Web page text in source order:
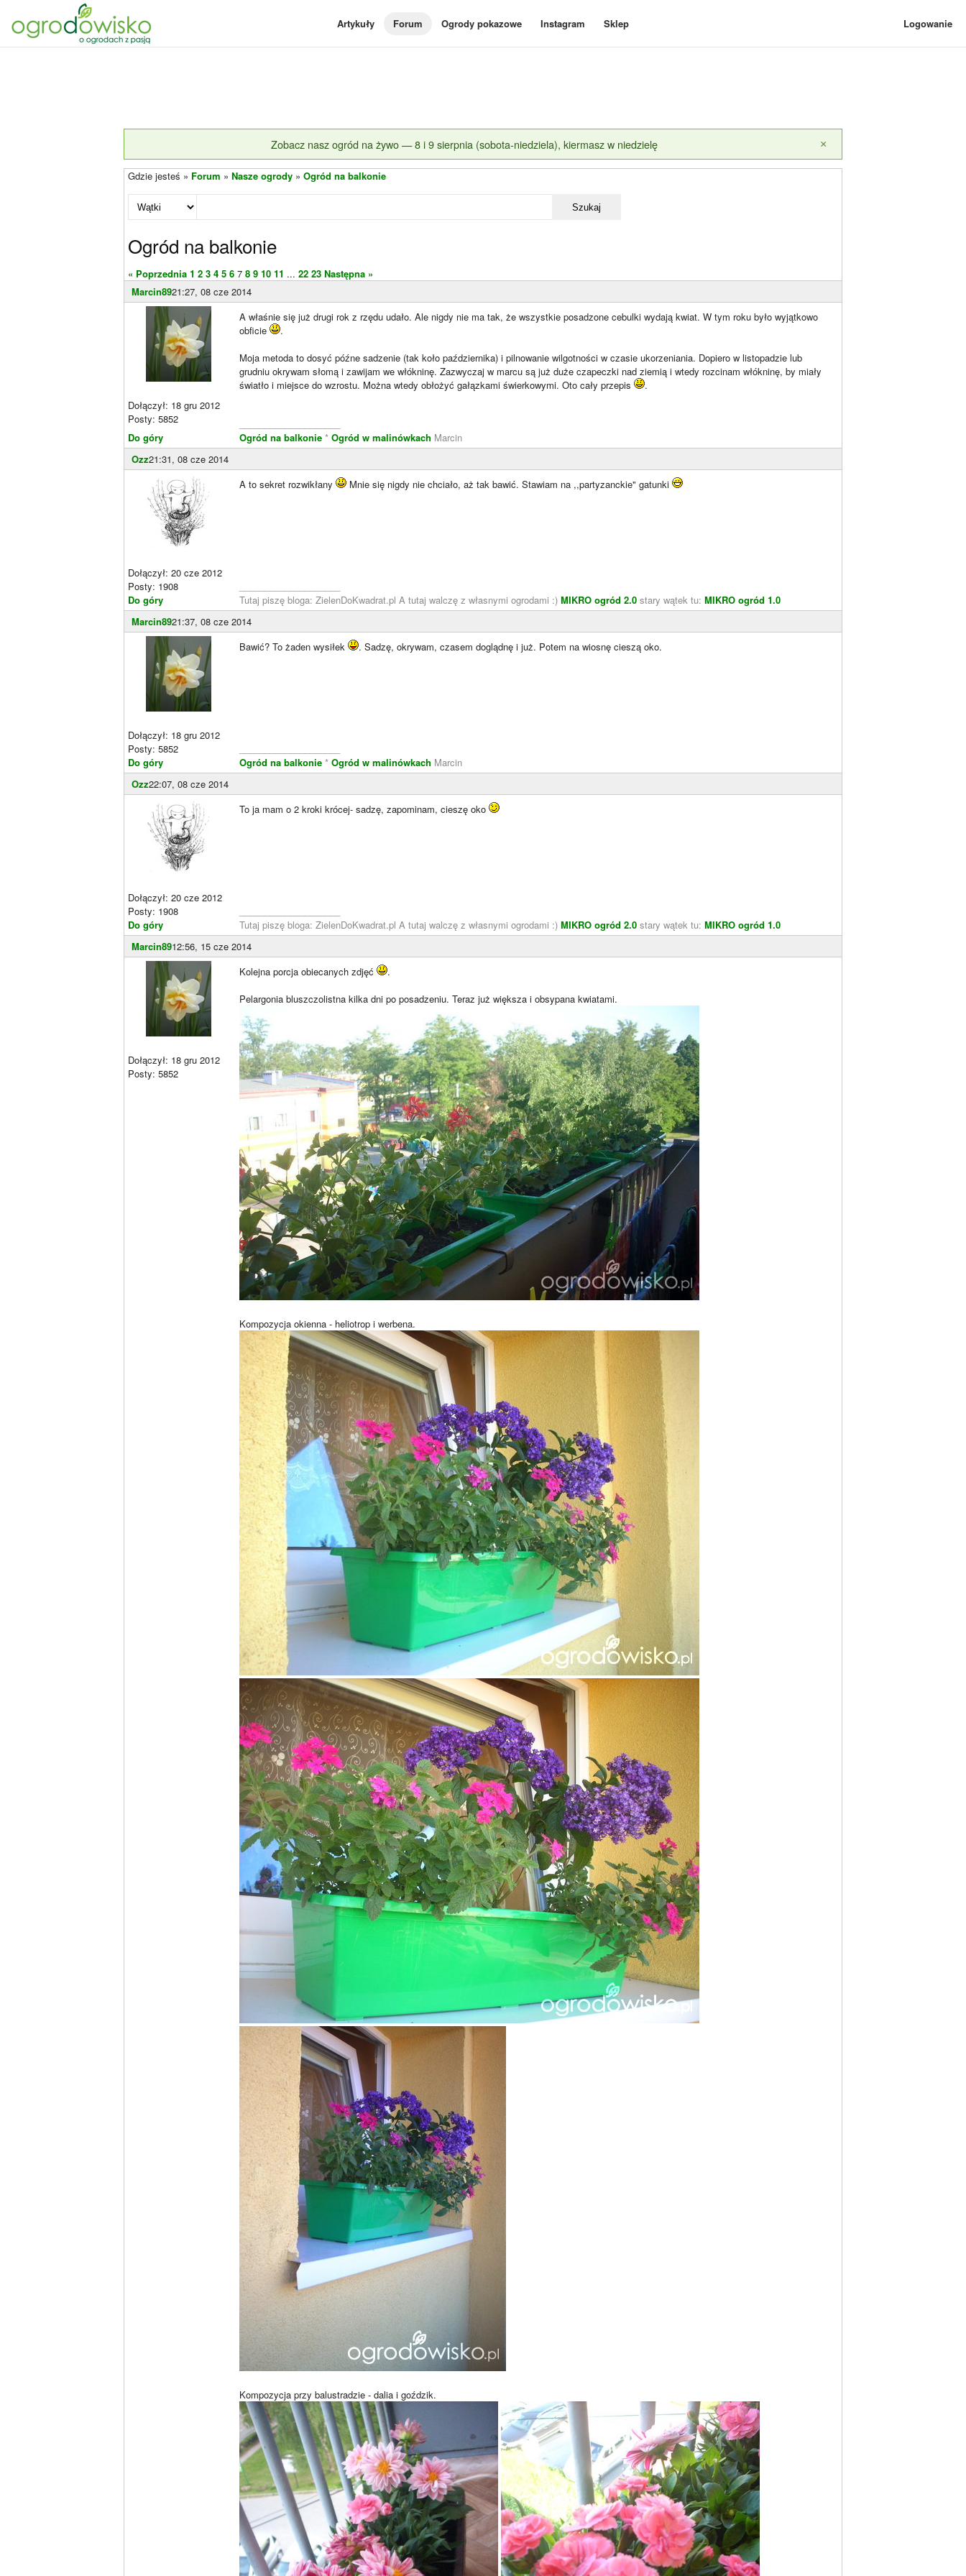
Artykuły Forum Ogrody pokazowe Instagram Sklep Logowanie
Zobacz nasz ogród na żywo — 8 i 9 sierpnia (sobota-niedziela), kiermasz w niedzielę ×
Gdzie jesteś » Forum » Nasze ogrody » Ogród na balkonie
Szukaj
Ogród na balkonie
« Poprzednia 1 2 3 4 5 6 7 8 9 10 11 ... 22 23 Następna »
Marcin8921:27, 08 cze 2014
Dołączył: 18 gru 2012
Posty: 5852
Do góry
A właśnie się już drugi rok z rzędu udało. Ale nigdy nie ma tak, że wszystkie posadzone cebulki wydają kwiat. W tym roku było wyjątkowo
obficie
.
Moja metoda to dosyć późne sadzenie (tak koło października) i pilnowanie wilgotności w czasie ukorzeniania. Dopiero w listopadzie lub
grudniu okrywam słomą i zawijam we włókninę. Zazwyczaj w marcu są już duże czapeczki nad ziemią i wtedy rozcinam włókninę, by miały
światło i miejsce do wzrostu. Można wtedy obłożyć gałązkami świerkowymi. Oto cały przepis
.
Ogród na balkonie * Ogród w malinówkach Marcin
Ozz21:31, 08 cze 2014
Dołączył: 20 cze 2012
Posty: 1908
Do góry
A to sekret rozwikłany Mnie się nigdy nie chciało, aż tak bawić. Stawiam na ,,partyzanckie" gatunki
Tutaj piszę bloga: ZielenDoKwadrat.pl A tutaj walczę z własnymi ogrodami :) MIKRO ogród 2.0 stary wątek tu: MIKRO ogród 1.0
Marcin8921:37, 08 cze 2014
Dołączył: 18 gru 2012
Posty: 5852
Do góry
Bawić? To żaden wysiłek . Sadzę, okrywam, czasem doglądnę i już. Potem na wiosnę cieszą oko.
Ogród na balkonie * Ogród w malinówkach Marcin
Ozz22:07, 08 cze 2014
Dołączył: 20 cze 2012
Posty: 1908
Do góry
To ja mam o 2 kroki krócej- sadzę, zapominam, cieszę oko
Tutaj piszę bloga: ZielenDoKwadrat.pl A tutaj walczę z własnymi ogrodami :) MIKRO ogród 2.0 stary wątek tu: MIKRO ogród 1.0
Marcin8912:56, 15 cze 2014
Dołączył: 18 gru 2012
Posty: 5852
Kolejna porcja obiecanych zdjęć
.
Pelargonia bluszczolistna kilka dni po posadzeniu. Teraz już większa i obsypana kwiatami.
Kompozycja okienna - heliotrop i werbena.
Kompozycja przy balustradzie - dalia i goździk.